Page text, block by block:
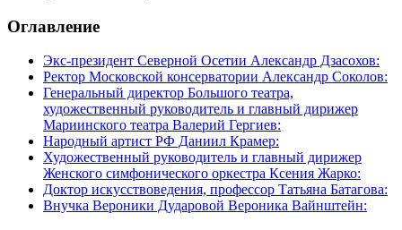
Оглавление
Экс-президент Северной Осетии Александр Дзасохов:
Ректор Московской консерватории Александр Соколов:
Генеральный директор Большого театра,
художественный руководитель и главный дирижер
Мариинского театра Валерий Гергиев:
Народный артист РФ Даниил Крамер:
Художественный руководитель и главный дирижер
Женского симфонического оркестра Ксения Жарко:
Доктор искусствоведения, профессор Татьяна Батагова:
Внучка Вероники Дударовой Вероника Вайнштейн: